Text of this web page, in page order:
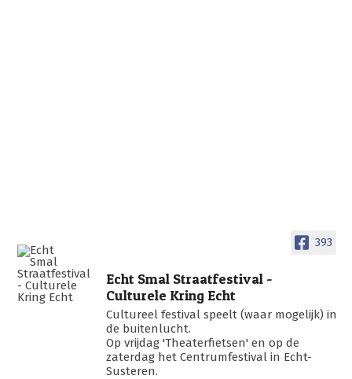
393
Echt Smal Straatfestival -
Culturele Kring Echt
Cultureel festival speelt (waar mogelijk) in
de buitenlucht.
Op vrijdag 'Theaterfietsen' en op de
zaterdag het Centrumfestival in Echt-
Susteren.